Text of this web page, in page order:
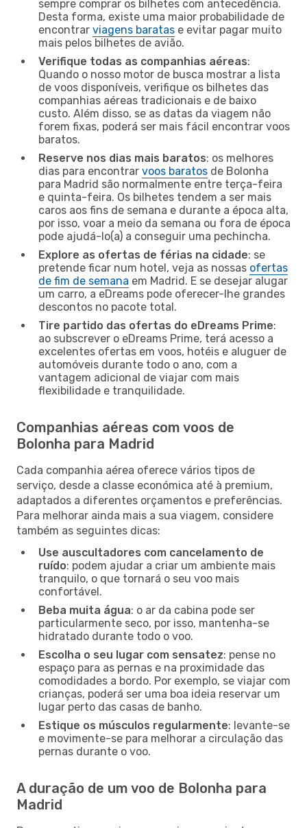
sempre comprar os bilhetes com antecedência.
Desta forma, existe uma maior probabilidade de
encontrar viagens baratas e evitar pagar muito
mais pelos bilhetes de avião.
Verifique todas as companhias aéreas:
Quando o nosso motor de busca mostrar a lista
de voos disponíveis, verifique os bilhetes das
companhias aéreas tradicionais e de baixo
custo. Além disso, se as datas da viagem não
forem fixas, poderá ser mais fácil encontrar voos
baratos.
Reserve nos dias mais baratos: os melhores
dias para encontrar voos baratos de Bolonha
para Madrid são normalmente entre terça-feira
e quinta-feira. Os bilhetes tendem a ser mais
caros aos fins de semana e durante a época alta,
por isso, voar a meio da semana ou fora de época
pode ajudá-lo(a) a conseguir uma pechincha.
Explore as ofertas de férias na cidade: se
pretende ficar num hotel, veja as nossas ofertas
de fim de semana em Madrid. E se desejar alugar
um carro, a eDreams pode oferecer-lhe grandes
descontos no pacote total.
Tire partido das ofertas do eDreams Prime:
ao subscrever o eDreams Prime, terá acesso a
excelentes ofertas em voos, hotéis e aluguer de
automóveis durante todo o ano, com a
vantagem adicional de viajar com mais
flexibilidade e tranquilidade.
Companhias aéreas com voos de
Bolonha para Madrid
Cada companhia aérea oferece vários tipos de
serviço, desde a classe económica até à premium,
adaptados a diferentes orçamentos e preferências.
Para melhorar ainda mais a sua viagem, considere
também as seguintes dicas:
Use auscultadores com cancelamento de
ruído: podem ajudar a criar um ambiente mais
tranquilo, o que tornará o seu voo mais
confortável.
Beba muita água: o ar da cabina pode ser
particularmente seco, por isso, mantenha-se
hidratado durante todo o voo.
Escolha o seu lugar com sensatez: pense no
espaço para as pernas e na proximidade das
comodidades a bordo. Por exemplo, se viajar com
crianças, poderá ser uma boa ideia reservar um
lugar perto das casas de banho.
Estique os músculos regularmente: levante-se
e movimente-se para melhorar a circulação das
pernas durante o voo.
A duração de um voo de Bolonha para
Madrid